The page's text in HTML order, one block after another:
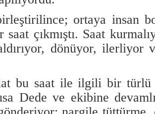
ortaya insan
çıkmıştı. Saat
dönüyor, ilerliyor
bu saat ile ilgili bir türlü
Dede ve ekibine